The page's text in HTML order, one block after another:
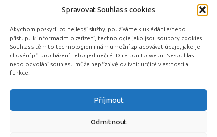
Spravovat Souhlas s cookies
Abychom poskytli co nejlepší služby, používáme k ukládání a/nebo
přístupu k informacím o zařízení, technologie jako jsou soubory cookies.
Souhlas s těmito technologiemi nám umožní zpracovávat údaje, jako je
chování při procházení nebo jedinečná ID na tomto webu. Nesouhlas
nebo odvolání souhlasu může nepříznivě ovlivnit určité vlastnosti a
funkce.
Příjmout
Odmítnout
Novinky automobilového průmyslu © 2026. Všechna práva
vyhrazena.
Podporováno - Designed with the Hueman theme
Související automobilové magazíny:
Auta.eu DotekSlova.cz